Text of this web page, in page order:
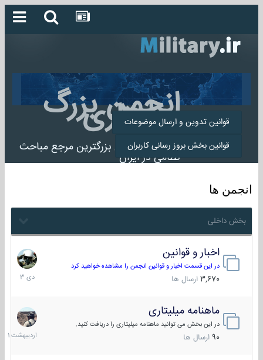
انجمن بزرگ
میلیتاری
انجمن میلیتاری بزرگترین مرجع مباحث
نظامی در ایران
قوانین تدوین و ارسال موضوعات
قوانین بخش بروز رسانی کاربران
انجمن ها
بخش داخلی
اخبار و قوانین
در این قسمت اخبار و قوانین انجمن را مشاهده خواهید کرد
3,670 ارسال ها
22
دی
1403
ماهنامه میلیتاری
در این بخش می توانید ماهنامه میلیتاری را دریافت کنید.
90 ارسال ها
30
1401